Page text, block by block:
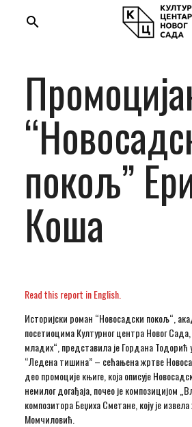
search
покољ”
Коша
Read this report in English.
Историјски роман “Новосадски покољ“,
посетиоцима Културног центра Новог
младих“, представила је Гордана Тодорић
“Ледена тишина” – сећањена жртве
део промоције књиге, која описује
немилог догађаја, почео је композицијом
композитора Беџиха Сметане, коју је
Момчиловић.